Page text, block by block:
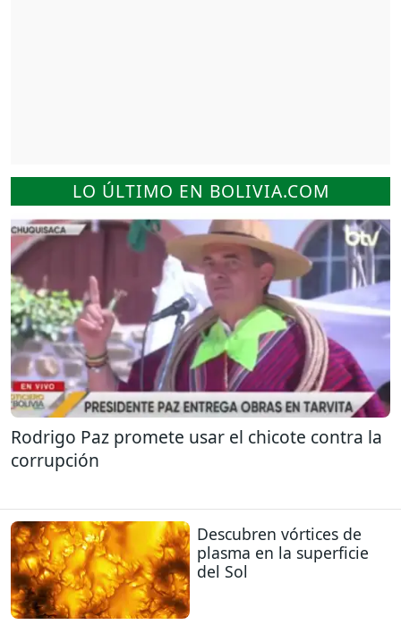
LO ÚLTIMO EN BOLIVIA.COM
Rodrigo Paz promete usar el chicote contra la
corrupción
Descubren vórtices de
plasma en la superficie
del Sol